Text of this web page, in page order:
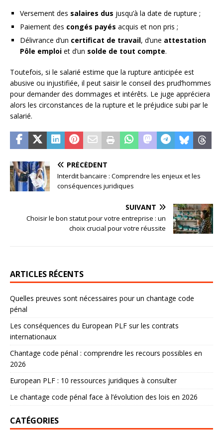
Versement des salaires dus jusqu’à la date de rupture ;
Paiement des congés payés acquis et non pris ;
Délivrance d’un certificat de travail, d’une attestation
Pôle emploi et d’un solde de tout compte.
Toutefois, si le salarié estime que la rupture anticipée est
abusive ou injustifiée, il peut saisir le conseil des prud’hommes
pour demander des dommages et intérêts. Le juge appréciera
alors les circonstances de la rupture et le préjudice subi par le
salarié.
PRÉCÉDENT
Interdit bancaire : Comprendre les enjeux et les
conséquences juridiques
SUIVANT
Choisir le bon statut pour votre entreprise : un
choix crucial pour votre réussite
ARTICLES RÉCENTS
Quelles preuves sont nécessaires pour un chantage code
pénal
Les conséquences du European PLF sur les contrats
internationaux
Chantage code pénal : comprendre les recours possibles en
2026
European PLF : 10 ressources juridiques à consulter
Le chantage code pénal face à l’évolution des lois en 2026
CATÉGORIES